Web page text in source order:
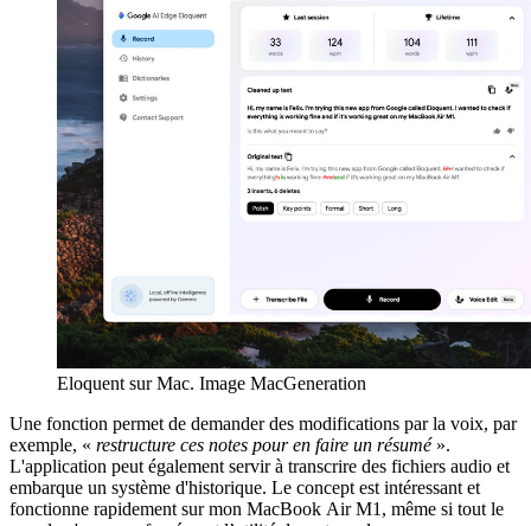
Eloquent sur Mac. Image MacGeneration
Une fonction permet de demander des modifications par la voix, par
exemple, « restructure ces notes pour en faire un résumé».
L'application peut également servir à transcrire des fichiers audio et
embarque un système d'historique. Le concept est intéressant et
fonctionne rapidement sur mon MacBook Air M1, même si tout le